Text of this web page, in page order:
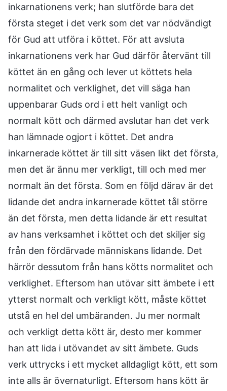
inkarnationens verk; han slutförde bara det
första steget i det verk som det var nödvändigt
för Gud att utföra i köttet. För att avsluta
inkarnationens verk har Gud därför återvänt till
köttet än en gång och lever ut köttets hela
normalitet och verklighet, det vill säga han
uppenbarar Guds ord i ett helt vanligt och
normalt kött och därmed avslutar han det verk
han lämnade ogjort i köttet. Det andra
inkarnerade köttet är till sitt väsen likt det första,
men det är ännu mer verkligt, till och med mer
normalt än det första. Som en följd därav är det
lidande det andra inkarnerade köttet tål större
än det första, men detta lidande är ett resultat
av hans verksamhet i köttet och det skiljer sig
från den fördärvade människans lidande. Det
härrör dessutom från hans kötts normalitet och
verklighet. Eftersom han utövar sitt ämbete i ett
ytterst normalt och verkligt kött, måste köttet
utstå en hel del umbäranden. Ju mer normalt
och verkligt detta kött är, desto mer kommer
han att lida i utövandet av sitt ämbete. Guds
verk uttrycks i ett mycket alldagligt kött, ett som
inte alls är övernaturligt. Eftersom hans kött är